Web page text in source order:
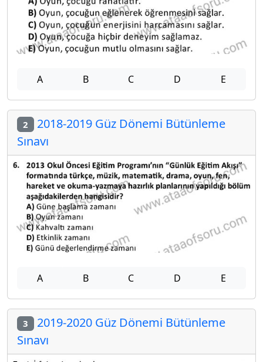
A B C D E
2 2018-2019 Güz Dönemi Bütünleme
Sınavı
A B C D E
3 2019-2020 Güz Dönemi Bütünleme
Sınavı